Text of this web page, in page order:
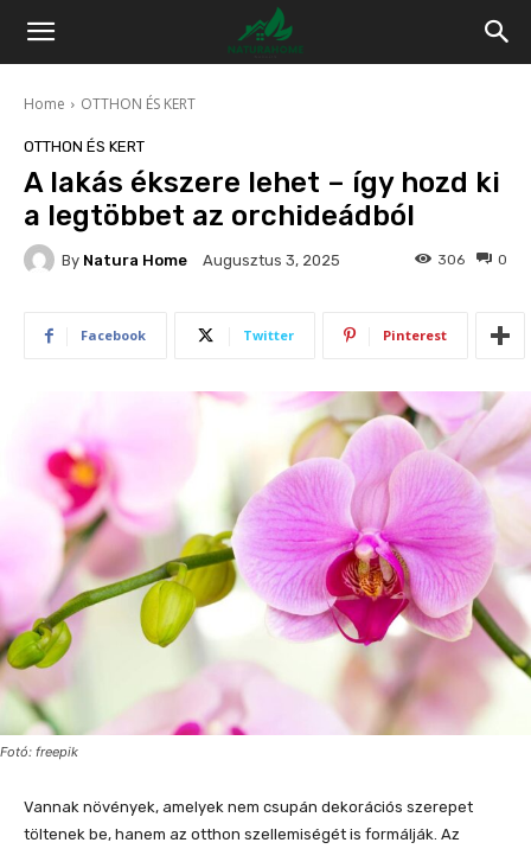
Home OTTHON ÉS KERT
OTTHON ÉS KERT
A lakás ékszere lehet – így hozd ki
a legtöbbet az orchideádból
By Natura Home Augusztus 3, 2025 0
306
Facebook Twitter Pinterest
Fotó: freepik
Vannak növények, amelyek nem csupán dekorációs szerepet
töltenek be, hanem az otthon szellemiségét is formálják. Az